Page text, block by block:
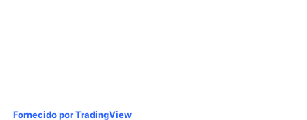
Fornecido por TradingView